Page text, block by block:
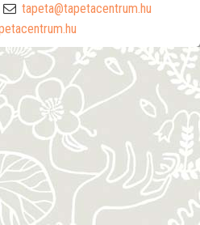
tapeta@tapetacentrum.hu